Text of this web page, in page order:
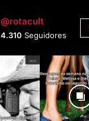
@rotacult
4.310 Seguidores